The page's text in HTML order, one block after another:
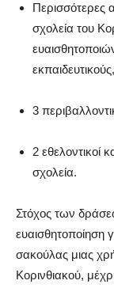
Περισσότερες
σχολεία του
εκπαιδευτικούς,
3
2 εθελοντικοί
σχολεία.
Στόχος των
ευαισθητοποίηση
σακούλας μιας
Κορινθιακού,